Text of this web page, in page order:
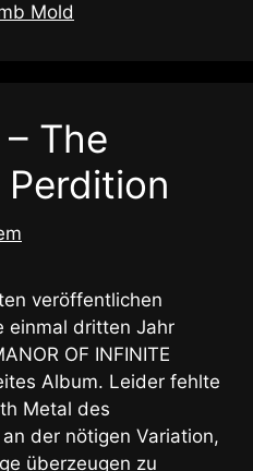
Mold
The
veröffentlichen
einmal dritten Jahr
OF INFINITE
Album. Leider fehlte
Metal des
der nötigen Variation,
überzeugen zu